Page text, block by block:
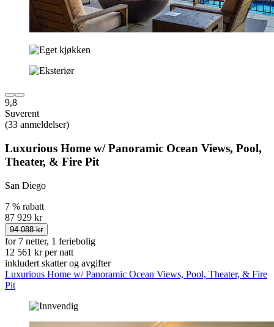
9,8
Suverent
(33 anmeldelser)
Luxurious Home w/ Panoramic Ocean Views, Pool,
Theater, & Fire Pit
San Diego
7 % rabatt
87 929 kr
94 088 kr
for 7 netter, 1 feriebolig
12 561 kr per natt
inkludert skatter og avgifter
Luxurious Home w/ Panoramic Ocean Views, Pool, Theater, & Fire
Pit